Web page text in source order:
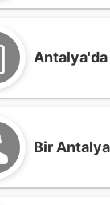
Antalya'da
Bir